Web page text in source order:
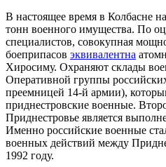
В настоящее время в Колбасне
тонн военного имущества. По
специалистов, совокупная
боеприпасов эквивалентна
Хиросиму. Охраняют склады
Оперативной группы
преемницей 14-й армии),
приднестровские военные.
Приднестровье является
Именно российские военные
военных действий между
1992 году.